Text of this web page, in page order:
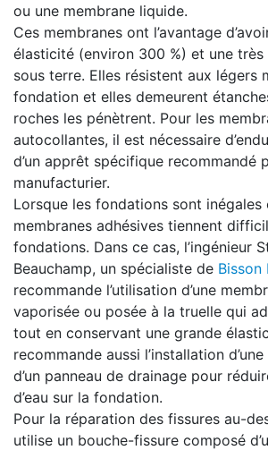
ou une membrane liquide.
Ces membranes ont l’avantage
élasticité (environ 300 %) et une très
sous terre. Elles résistent aux légers
fondation et elles demeurent
roches les pénètrent. Pour les
autocollantes, il est nécessaire
d’un apprêt spécifique recommandé
manufacturier.
Lorsque les fondations sont
membranes adhésives tiennent
fondations. Dans ce cas, l’ingénieur
Beauchamp, un spécialiste de Bisson
recommande l’utilisation d’une
vaporisée ou posée à la truelle qui
tout en conservant une grande
recommande aussi l’installation
d’un panneau de drainage pour
d’eau sur la fondation.
Pour la réparation des fissures au-
utilise un bouche-fissure composé